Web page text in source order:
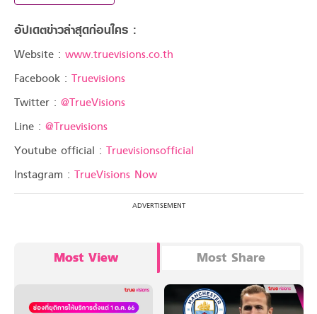
อัปเดตข่าวล่าสุดก่อนใคร :
Website : www.truevisions.co.th
Facebook : Truevisions
Twitter : @TrueVisions
Line : @Truevisions
Youtube official : Truevisionsofficial
Instagram : TrueVisions Now
Most View Most Share